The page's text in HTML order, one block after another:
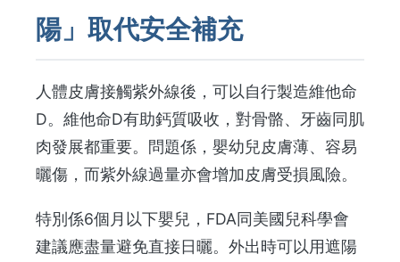
陽」取代安全補充
人體皮膚接觸紫外線後，可以自行製造維他命
D。維他命D有助鈣質吸收，對骨骼、牙齒同肌
肉發展都重要。問題係，嬰幼兒皮膚薄、容易
曬傷，而紫外線過量亦會增加皮膚受損風險。
特別係6個月以下嬰兒，FDA同美國兒科學會
建議應盡量避免直接日曬。外出時可以用遮陽